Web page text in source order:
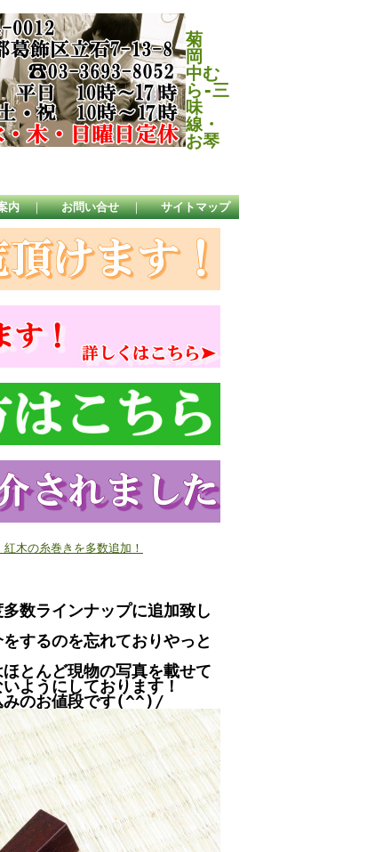
菊
岡
中む
ら-三
味
線・
お琴
内 ｜ お問い合せ ｜ サイトマップ
の糸巻きを多数追加！
数ラインナップに追加致し
するのを忘れておりやっと
とんど現物の写真を載せて
ようにしております！
みのお値段です(^^)/